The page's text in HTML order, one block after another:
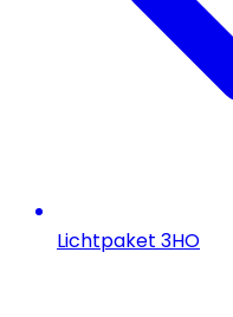
Lichtpaket 3HO